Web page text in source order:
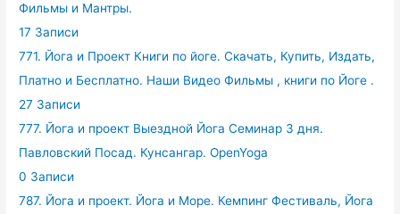
Фильмы и Мантры.
17 Записи
771. Йога и Проект Книги по йоге. Скачать, Купить, Издать,
Платно и Бесплатно. Наши Видео Фильмы , книги по Йоге .
27 Записи
777. Йога и проект Выездной Йога Семинар 3 дня.
Павловский Посад. Кунсангар. OpenYoga
0 Записи
787. Йога и проект. Йога и Море. Кемпинг Фестиваль, Йога